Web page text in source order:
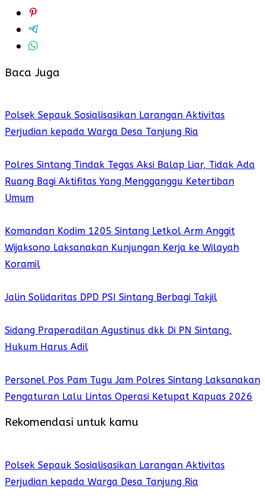
Baca Juga
Polsek Sepauk Sosialisasikan Larangan Aktivitas
Perjudian kepada Warga Desa Tanjung Ria
Polres Sintang Tindak Tegas Aksi Balap Liar, Tidak Ada
Ruang Bagi Aktifitas Yang Mengganggu Ketertiban
Umum
Komandan Kodim 1205 Sintang Letkol Arm Anggit
Wijaksono Laksanakan Kunjungan Kerja ke Wilayah
Koramil
Jalin Solidaritas DPD PSI Sintang Berbagi Takjil
Sidang Praperadilan Agustinus dkk Di PN Sintang,
Hukum Harus Adil
Personel Pos Pam Tugu Jam Polres Sintang Laksanakan
Pengaturan Lalu Lintas Operasi Ketupat Kapuas 2026
Rekomendasi untuk kamu
Polsek Sepauk Sosialisasikan Larangan Aktivitas
Perjudian kepada Warga Desa Tanjung Ria